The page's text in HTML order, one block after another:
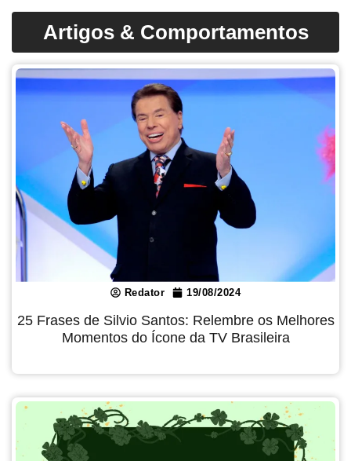
Artigos & Comportamentos
Redator 19/08/2024
25 Frases de Silvio Santos: Relembre os Melhores
Momentos do Ícone da TV Brasileira